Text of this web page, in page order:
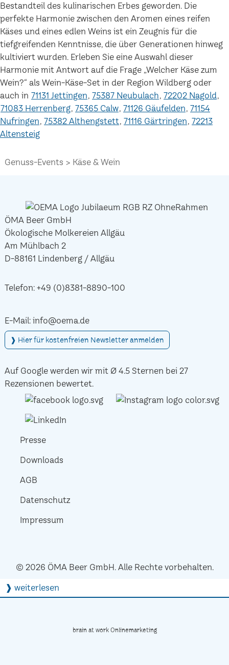
Bestandteil des kulinarischen Erbes geworden. Die
perfekte Harmonie zwischen den Aromen eines reifen
Käses und eines edlen Weins ist ein Zeugnis für die
tiefgreifenden Kenntnisse, die über Generationen hinweg
kultiviert wurden. Erleben Sie eine Auswahl dieser
Harmonie mit Antwort auf die Frage „Welcher Käse zum
Wein?“ als Wein-Käse-Set in der Region Wildberg oder
auch in 71131 Jettingen 75387 Neubulach 72202 Nagold
71083 Herrenberg 75365 Calw 71126 Gäufelden 71154
Nufringen 75382 Althengstett 71116 Gärtringen 72213
Altensteig
Genuss-Events Käse & Wein
ÖMA Beer GmbH
Ökologische Molkereien Allgäu
Am Mühlbach 2
D-88161 Lindenberg / Allgäu
Telefon: +49 (0)8381-8890-100
E-Mail: info@oema.de
❱ Hier für kostenfreien Newsletter anmelden
Auf Google werden wir mit Ø 4.5 Sternen bei 27
Rezensionen bewertet.
Presse
Downloads
AGB
Datenschutz
Impressum
© 2026 ÖMA Beer GmbH. Alle Rechte vorbehalten.
❱ weiterlesen
brain at work Onlinemarketing